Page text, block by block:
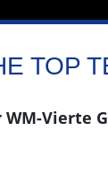
TOP
Vierte